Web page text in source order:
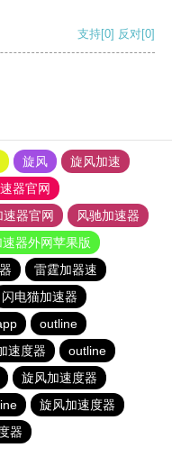
支持[0] 反对[0]
旋风
旋风加速
器官网
器官网
风驰加速器
器外网苹果版
雷霆加器速
闪电猫加速器
outline
速度器
outline
旋风加速度器
旋风加速度器
器